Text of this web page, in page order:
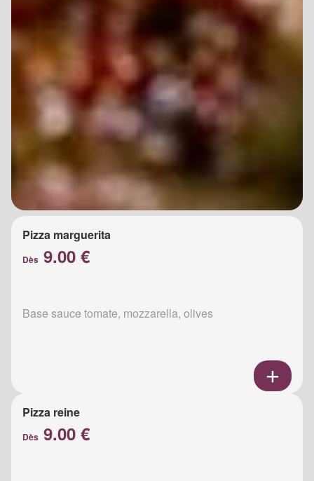
Pizza marguerita
Dès 9.00 €
Base sauce tomate, mozzarella, olives
Pizza reine
Dès 9.00 €